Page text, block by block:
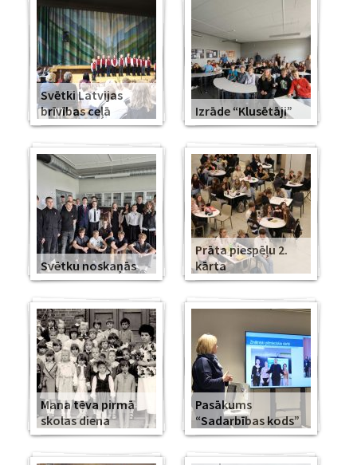
Svētki Latvijas
brīvības ceļā
Izrāde “Klusētāji”
Svētku noskaņās
Prāta piespēļu 2.
kārta
Mana tēva pirmā
skolas diena
Pasākums
“Sadarbības kods”